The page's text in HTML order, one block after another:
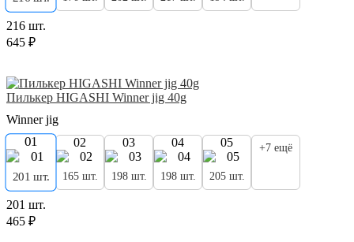
216 шт.
645 ₽
Пилькер HIGASHI Winner jig 40g
Winner jig
01
201 шт.
02
165 шт.
03
198 шт.
04
198 шт.
05
205 шт.
+7 ещё
201 шт.
465 ₽